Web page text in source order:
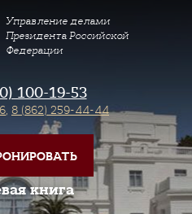
Управление делами
Президента Российской
Федерации
100-19-53
, 8 (862) 259-44-44
книга